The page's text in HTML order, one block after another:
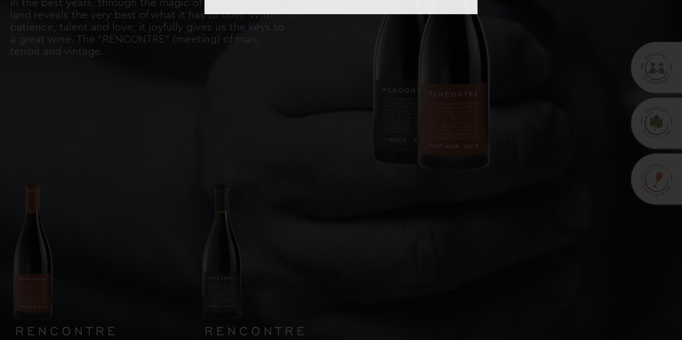
In the best years, through the magic of hard work, our
land reveals the very best of what it has to offer. With
patience, talent and love, it joyfully gives us the keys to
a great wine. The “RENCONTRE” (meeting) of man,
terroir and vintage.